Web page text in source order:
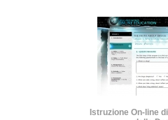
Istruzione On-line